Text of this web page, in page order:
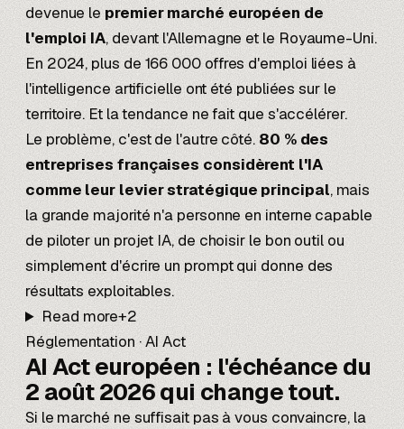
devenue lepremier marché européen de
l'emploi IA, devant l'Allemagne et le Royaume-Uni.
En 2024, plus de 166 000 offres d'emploi liées à
l'intelligence artificielle ont été publiées sur le
territoire. Et la tendance ne fait que s'accélérer.
Le problème, c'est de l'autre côté.80 % des
entreprises françaises considèrent l'IA
comme leur levier stratégique principal, mais
la grande majorité n'a personne en interne capable
de piloter un projet IA, de choisir le bon outil ou
simplement d'écrire un prompt qui donne des
résultats exploitables.
Read more+2
Réglementation · AI Act
AI Act européen :l'échéance du
2 août 2026qui change tout.
Si le marché ne suffisait pas à vous convaincre, la